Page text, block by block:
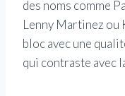
des noms comme
Lenny Martinez ou
bloc avec une
qui contraste avec